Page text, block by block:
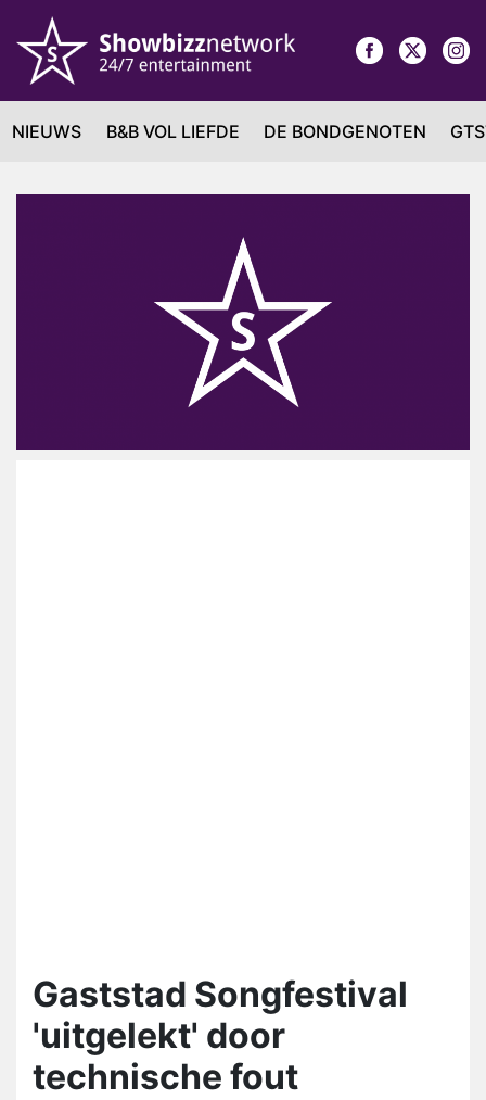
NIEUWS B&B VOL LIEFDE DE BONDGENOTEN
Gaststad Songfestival
'uitgelekt' door
technische fout